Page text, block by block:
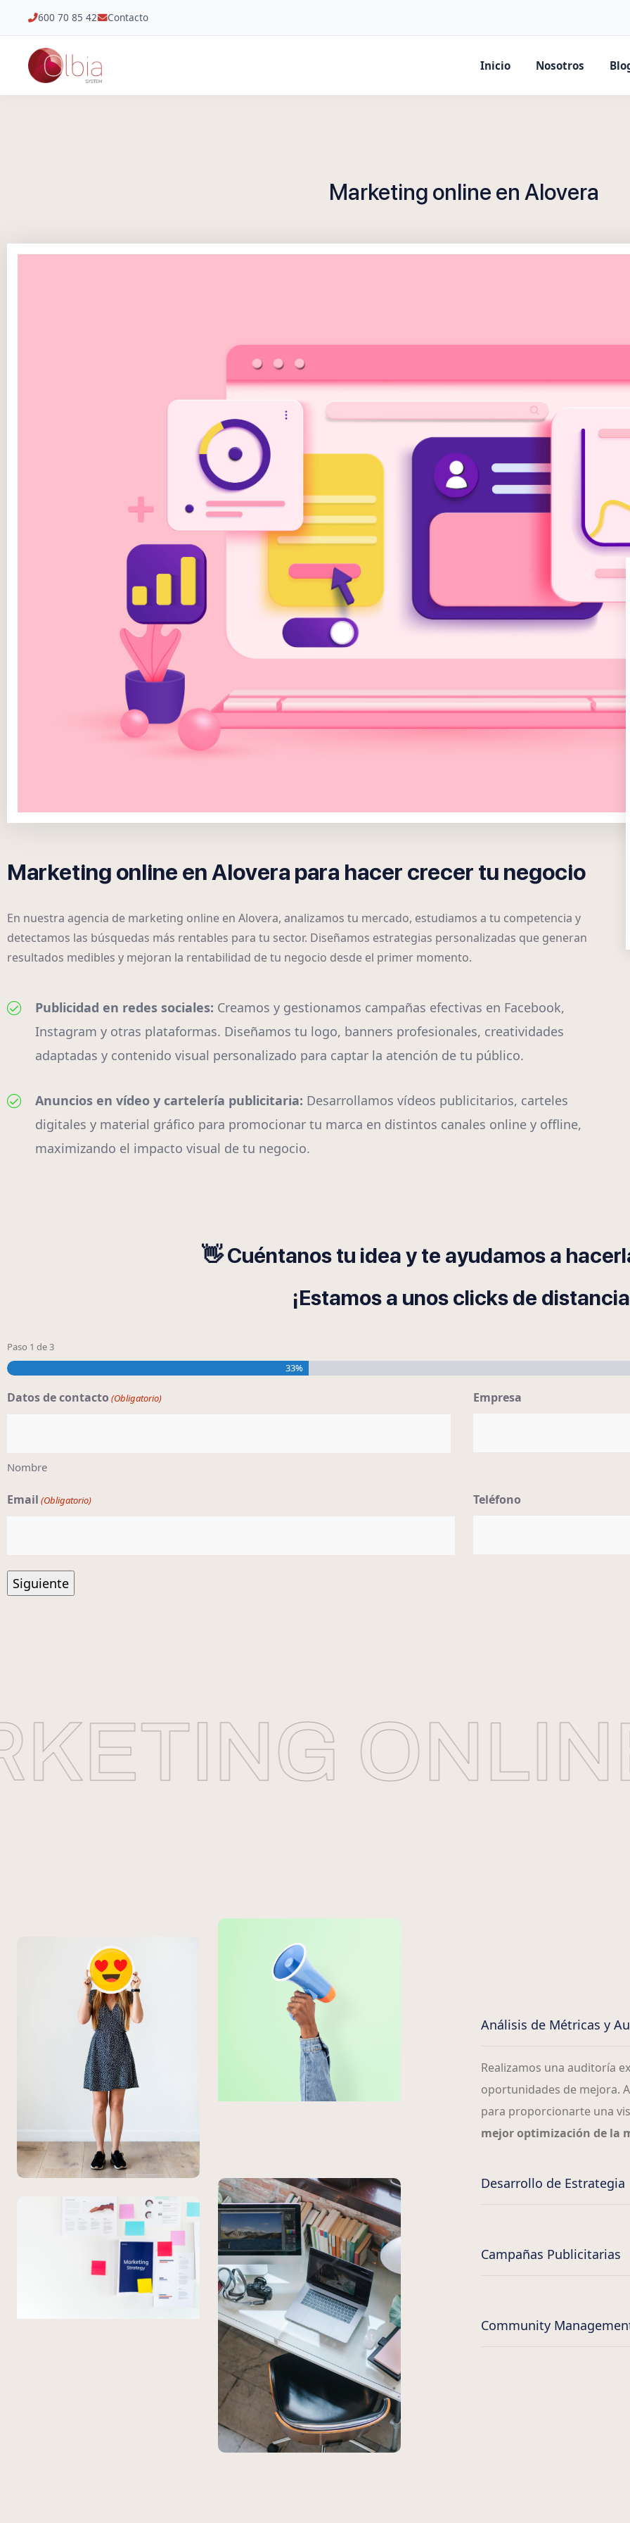
600 70 85 42 Contacto
Inicio Nosotros
Marketing online en Alovera
Marketing online en Alovera para hacer crecer tu negocio
En nuestra agencia de marketing online en Alovera, analizamos tu mercado, estudiamos a tu competencia y
detectamos las búsquedas más rentables para tu sector. Diseñamos estrategias personalizadas que generan
resultados medibles y mejoran la rentabilidad de tu negocio desde el primer momento.
Publicidad en redes sociales: Creamos y gestionamos campañas efectivas en Facebook,
Instagram y otras plataformas. Diseñamos tu logo, banners profesionales, creatividades
adaptadas y contenido visual personalizado para captar la atención de tu público.
Anuncios en vídeo y cartelería publicitaria: Desarrollamos vídeos publicitarios, carteles
digitales y material gráfico para promocionar tu marca en distintos canales online y offline,
maximizando el impacto visual de tu negocio.
👋 Cuéntanos tu idea y te ayudamos a
¡Estamos a unos clicks de
Paso 1 de3
33%
Datos de contacto (Obligatorio)
Nombre
Empresa
Email (Obligatorio) Teléfono
Análisis de Métricas y
Realizamos una auditoría
oportunidades de mejora.
para proporcionarte una
mejor optimización de la
Desarrollo de Estrategia
Campañas Publicitarias
Community